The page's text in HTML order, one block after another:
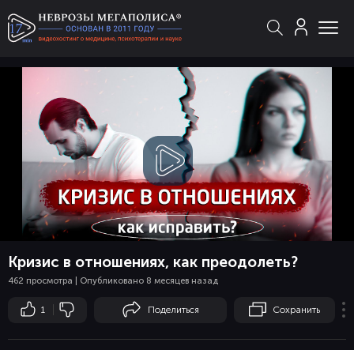
Смотреть
видео
Кризис в отношениях, как преодолеть?
462 просмотра | Опубликовано 8 месяцев назад
1 Поделиться Сохранить